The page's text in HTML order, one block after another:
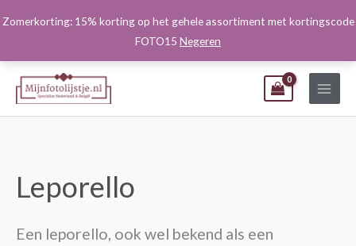
Zomerkorting: 15% korting op het gehele assortiment met kortingscode
FOTO15 Negeren
naar
Leporello
Een leporello, ook wel bekend als een